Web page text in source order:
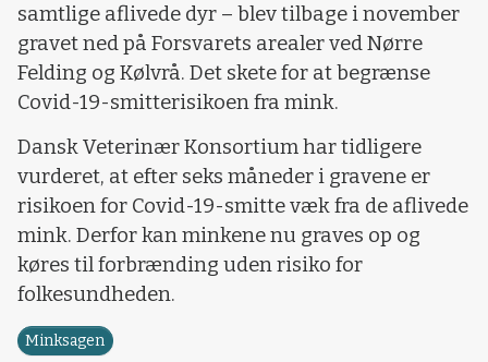
samtlige aflivede dyr – blev tilbage i november
gravet ned på Forsvarets arealer ved Nørre
Felding og Kølvrå. Det skete for at begrænse
Covid-19-smitterisikoen fra mink.
Dansk Veterinær Konsortium har tidligere
vurderet, at efter seks måneder i gravene er
risikoen for Covid-19-smitte væk fra de aflivede
mink. Derfor kan minkene nu graves op og
køres til forbrænding uden risiko for
folkesundheden.
Minksagen